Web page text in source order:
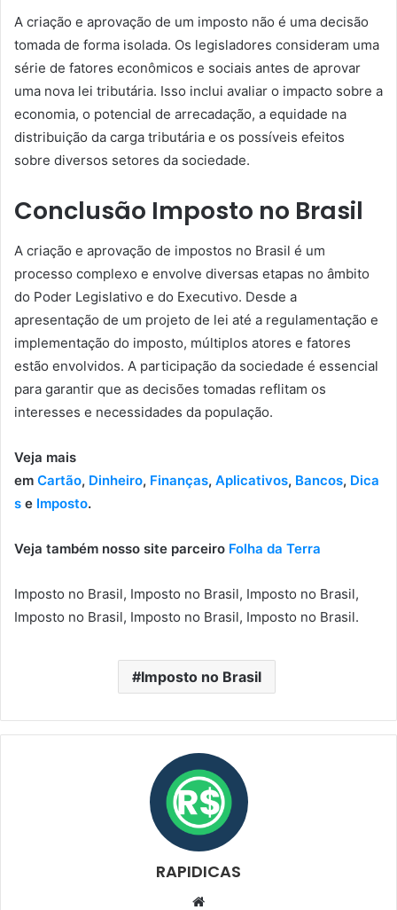
A criação e aprovação de um imposto não é uma decisão
tomada de forma isolada. Os legisladores consideram uma
série de fatores econômicos e sociais antes de aprovar
uma nova lei tributária. Isso inclui avaliar o impacto sobre a
economia, o potencial de arrecadação, a equidade na
distribuição da carga tributária e os possíveis efeitos
sobre diversos setores da sociedade.
Conclusão Imposto no Brasil
A criação e aprovação de impostos no Brasil é um
processo complexo e envolve diversas etapas no âmbito
do Poder Legislativo e do Executivo. Desde a
apresentação de um projeto de lei até a regulamentação e
implementação do imposto, múltiplos atores e fatores
estão envolvidos. A participação da sociedade é essencial
para garantir que as decisões tomadas reflitam os
interesses e necessidades da população.
Veja mais
em Cartão, Dinheiro, Finanças, Aplicativos, Bancos, Dica
s e Imposto.
Veja também nosso site parceiro Folha da Terra
Imposto no Brasil, Imposto no Brasil, Imposto no Brasil,
Imposto no Brasil, Imposto no Brasil, Imposto no Brasil.
Imposto no Brasil
RAPIDICAS
Website